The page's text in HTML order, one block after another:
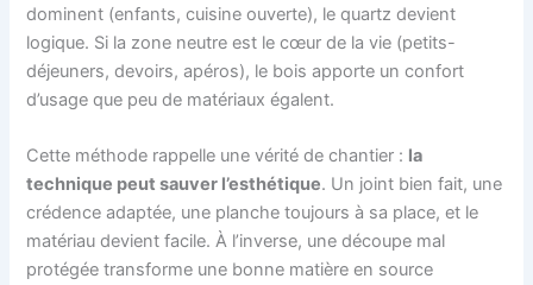
dominent (enfants, cuisine ouverte), le quartz devient
logique. Si la zone neutre est le cœur de la vie (petits-
déjeuners, devoirs, apéros), le bois apporte un confort
d’usage que peu de matériaux égalent.
Cette méthode rappelle une vérité de chantier : la
technique peut sauver l’esthétique. Un joint bien fait, une
crédence adaptée, une planche toujours à sa place, et le
matériau devient facile. À l’inverse, une découpe mal
protégée transforme une bonne matière en source